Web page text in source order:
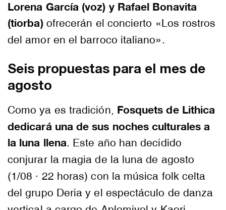
Lorena García (voz) y Rafael Bonavita
(tiorba)ofrecerán el concierto «Los rostros
del amor en el barroco italiano».
Seis propuestas para el mes de
agosto
Como ya es tradición, Fosquets de Lithica
dedicará una de sus noches culturales a
la luna llena. Este año han decidido
conjurar la magia de la luna de agosto
(1/08 · 22 horas) con la música folk celta
del grupo Deria y el espectáculo de danza